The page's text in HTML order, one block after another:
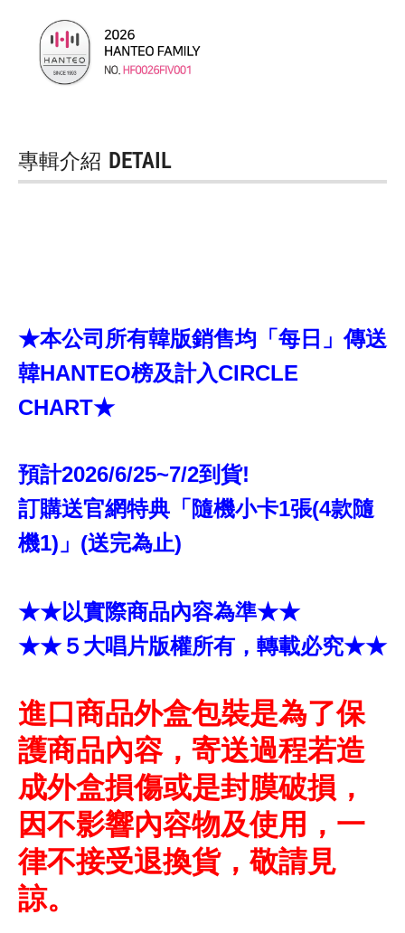
專輯介紹 DETAIL
★本公司所有韓版銷售均「每日」傳送
韓HANTEO榜及計入CIRCLE
CHART★
預計2026/6/25~7/2到貨!
訂購送官網特典「隨機小卡1張(4款隨
機1)」(送完為止)
★★以實際商品內容為準★★
★★５大唱片版權所有，轉載必究★★
進口商品外盒包裝是為了保
護商品內容，寄送過程若造
成外盒損傷或是封膜破損，
因不影響內容物及使用，一
律不接受退換貨，敬請見
諒。